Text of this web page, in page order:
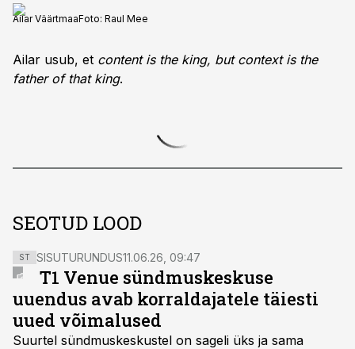
Ailar VäärtmaaFoto: Raul Mee
Ailar usub, et content is the king, but context is the
father of that king.
SEOTUD LOOD
ST SISUTURUNDUS11.06.26, 09:47
T1 Venue sündmuskeskuse
uuendus avab korraldajatele täiesti
uued võimalused
Suurtel sündmuskeskustel on sageli üks ja sama